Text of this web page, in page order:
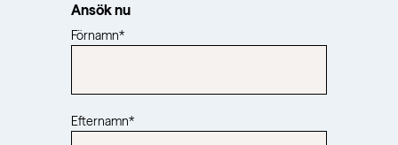
Ansök nu
Förnamn*
Efternamn*